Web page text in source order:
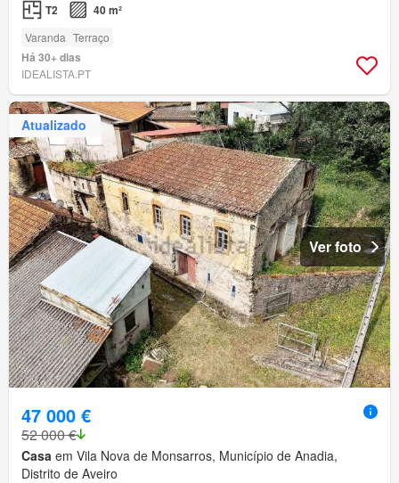
T2 40 m²
Varanda Terraço
Há 30+ dias
IDEALISTA.PT
Atualizado
Ver foto
47 000 €
52 000 €
Casa em Vila Nova de Monsarros, Município de Anadia,
Distrito de Aveiro